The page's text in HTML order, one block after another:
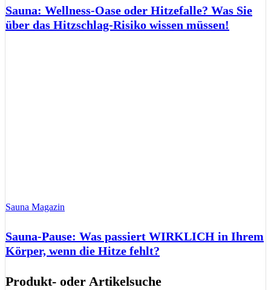
Sauna: Wellness-Oase oder Hitzefalle? Was Sie
über das Hitzschlag-Risiko wissen müssen!
Sauna Magazin
Sauna-Pause: Was passiert WIRKLICH in Ihrem
Körper, wenn die Hitze fehlt?
Produkt- oder Artikelsuche